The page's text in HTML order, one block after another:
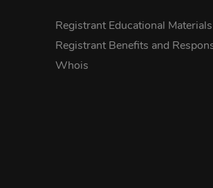
Registrant Educational Materials
Registrant Benefits and
Whois